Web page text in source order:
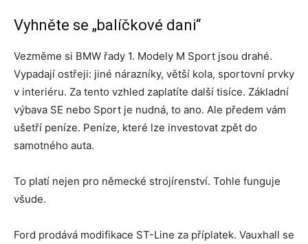
Vyhněte se „balíčkové dani“
Vezměme si BMW řady 1. Modely M Sport jsou drahé.
Vypadají ostřeji: jiné nárazníky, větší kola, sportovní prvky
v interiéru. Za tento vzhled zaplatíte další tisíce. Základní
výbava SE nebo Sport je nudná, to ano. Ale předem vám
ušetří peníze. Peníze, které lze investovat zpět do
samotného auta.
To platí nejen pro německé strojírenství. Tohle funguje
všude.
Ford prodává modifikace ST-Line za příplatek. Vauxhall se